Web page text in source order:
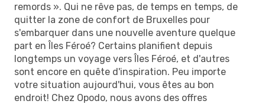
remords ». Qui ne rêve pas, de temps en temps, de
quitter la zone de confort de Bruxelles pour
s'embarquer dans une nouvelle aventure quelque
part en Îles Féroé? Certains planifient depuis
longtemps un voyage vers Îles Féroé, et d'autres
sont encore en quête d'inspiration. Peu importe
votre situation aujourd'hui, vous êtes au bon
endroit! Chez Opodo, nous avons des offres